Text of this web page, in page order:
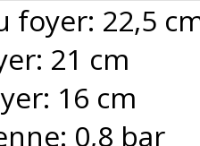
foyer: 22,5
21 cm
16 cm
0,8 bar